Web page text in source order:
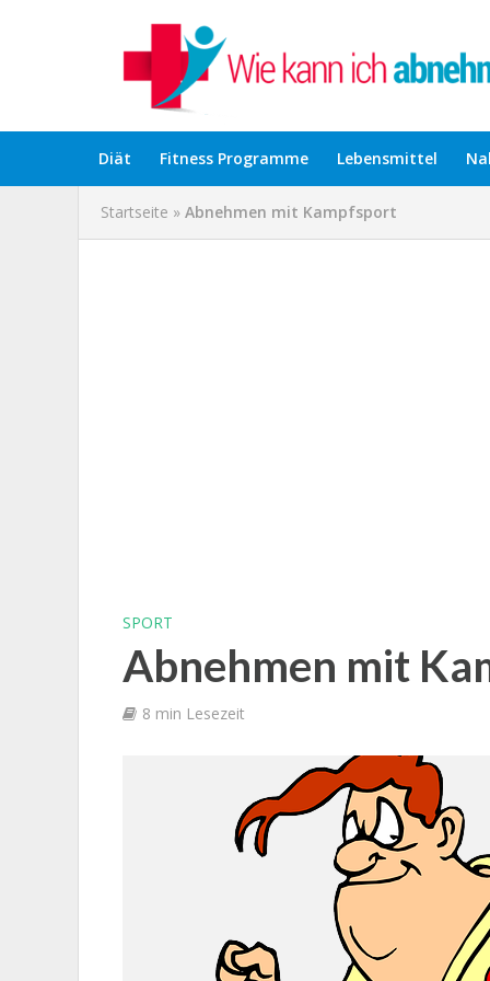
Diät Fitness Programme Lebensmittel
Startseite » Abnehmen mit Kampfsport
SPORT
Abnehmen mit
8 min Lesezeit